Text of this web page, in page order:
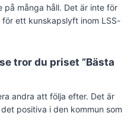
många håll. Det är inte för
ett kunskapslyft inom LSS-
tror du priset ”Bästa
andra att följa efter. Det är
positiva i den kommun som